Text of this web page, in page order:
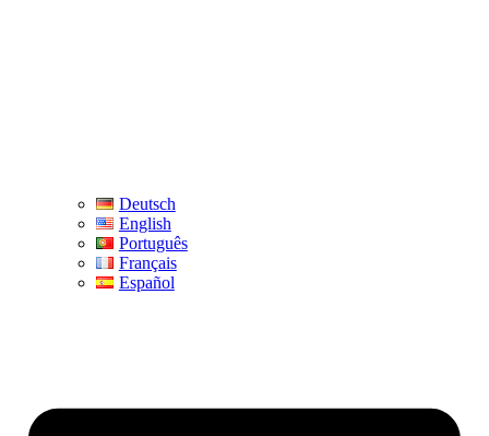
Deutsch
English
Português
Français
Español